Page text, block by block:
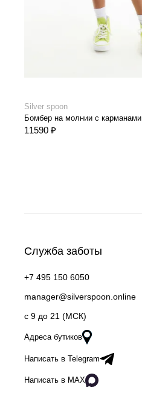
Silver spoon
Бомбер на молнии с карманами
11590 ₽
Служба заботы
+7 495 150 6050
manager@silverspoon.online
c 9 до 21 (МСК)
Адреса бутиков
Написать в Telegram
Написать в MAX